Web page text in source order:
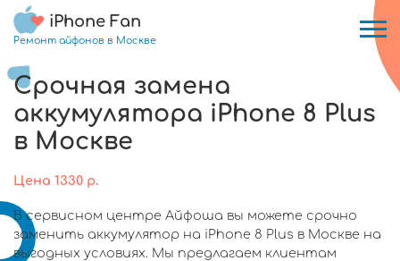
iPhone Fan
Ремонт айфонов в Москве
Срочная замена
аккумулятора iPhone 8 Plus
в Москве
Цена 1330 р.
В сервисном центре Айфоша вы можете срочно
заменить аккумулятор на iPhone 8 Plus в Москве на
выгодных условиях. Мы предлагаем клиентам